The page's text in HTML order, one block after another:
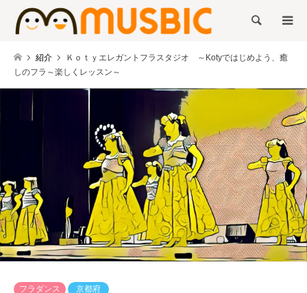
検索
紹介
Ｋｏｔｙエレガントフラスタジオ ～Kotyではじめよう、癒
しのフラ～楽しくレッスン～
フラダンス 京都府